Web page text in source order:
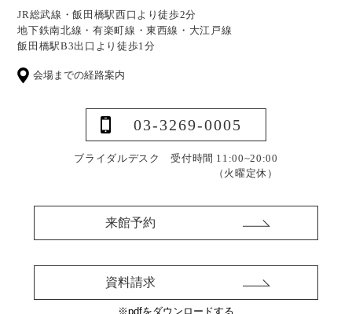
JR総武線・飯田橋駅西口より徒歩2分
地下鉄南北線・有楽町線・東西線・大江戸線
飯田橋駅B3出口より徒歩1分
会場までの経路案内
03-3269-0005
ブライダルデスク 受付時間 11:00~20:00
（火曜定休）
来館予約
資料請求
※pdfをダウンロードする